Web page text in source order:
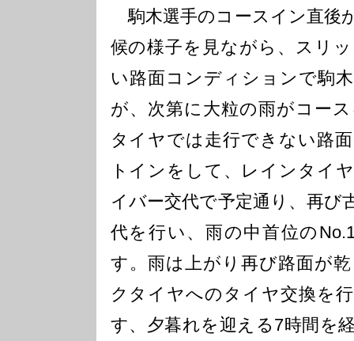
駒木選手のコースイン直後
候の様子を見ながら、スリ
い路面コンディションで駒
が、次第に大粒の雨がコー
タイヤでは走行できない路
トインをして、レインタイ
イバー交代で予定通り、再び
代を行い、雨の中首位の
す。雨は上がり再び路面が
クタイヤへのタイヤ交換を
す、夕暮れを迎える7時間を